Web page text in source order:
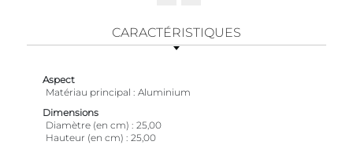
CARACTÉRISTIQUES
Aspect
Matériau principal
Aluminium
Dimensions
Diamètre (en cm)
25,00
Hauteur (en cm)
25,00